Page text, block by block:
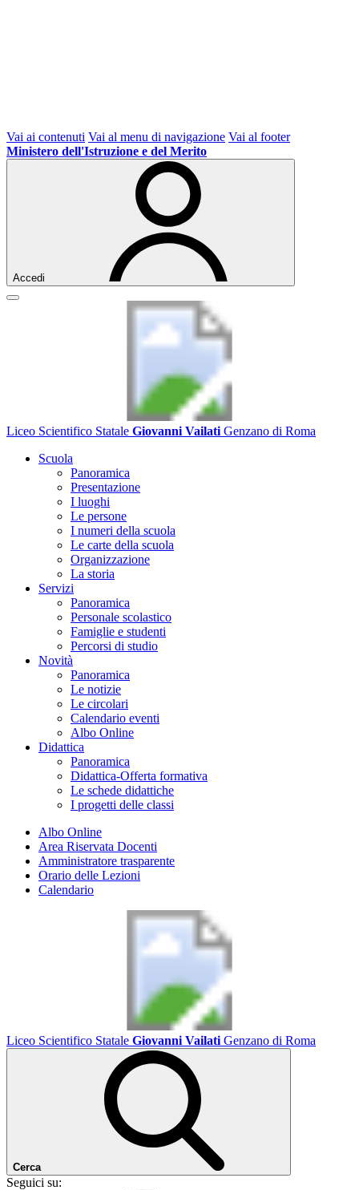
Vai ai contenuti Vai al menu di navigazione Vai al footer
Ministero dell'Istruzione e del Merito
Accedi
Liceo Scientifico Statale Giovanni Vailati Genzano di Roma
Scuola
Panoramica
Presentazione
I luoghi
Le persone
I numeri della scuola
Le carte della scuola
Organizzazione
La storia
Servizi
Panoramica
Personale scolastico
Famiglie e studenti
Percorsi di studio
Novità
Panoramica
Le notizie
Le circolari
Calendario eventi
Albo Online
Didattica
Panoramica
Didattica-Offerta formativa
Le schede didattiche
I progetti delle classi
Albo Online
Area Riservata Docenti
Amministratore trasparente
Orario delle Lezioni
Calendario
Liceo Scientifico Statale Giovanni Vailati Genzano di Roma
Cerca
Seguici su: